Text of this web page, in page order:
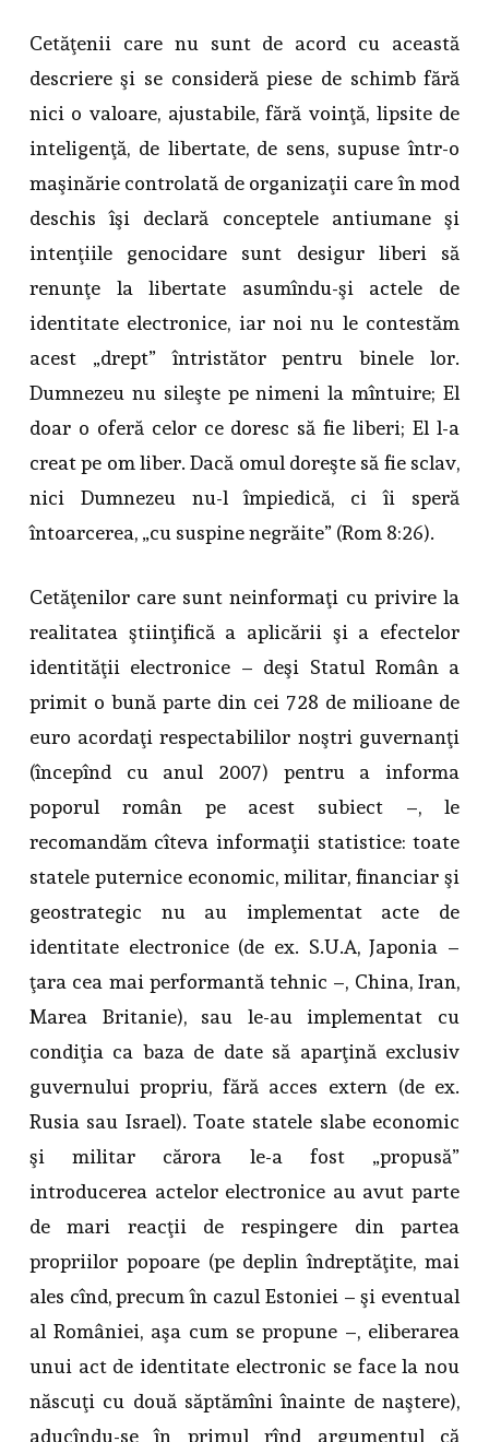
Cetăţenii care nu sunt de acord cu această
descriere şi se consideră piese de schimb fără
nici o valoare, ajustabile, fără voinţă, lipsite de
inteligenţă, de libertate, de sens, supuse într-o
maşinărie controlată de organizaţii care în mod
deschis îşi declară conceptele antiumane şi
intenţiile genocidare sunt desigur liberi să
renunţe la libertate asumîndu-şi actele de
identitate electronice, iar noi nu le contestăm
acest „drept” întristător pentru binele lor.
Dumnezeu nu sileşte pe nimeni la mîntuire; El
doar o oferă celor ce doresc să fie liberi; El l-a
creat pe om liber. Dacă omul doreşte să fie sclav,
nici Dumnezeu nu-l împiedică, ci îi speră
întoarcerea, „cu suspine negrăite” (Rom 8:26).
Cetăţenilor care sunt neinformaţi cu privire la
realitatea ştiinţifică a aplicării şi a efectelor
identităţii electronice – deşi Statul Român a
primit o bună parte din cei 728 de milioane de
euro acordaţi respectabililor noştri guvernanţi
(începînd cu anul 2007) pentru a informa
poporul român pe acest subiect –, le
recomandăm cîteva informaţii statistice: toate
statele puternice economic, militar, financiar şi
geostrategic nu au implementat acte de
identitate electronice (de ex. S.U.A, Japonia –
ţara cea mai performantă tehnic –, China, Iran,
Marea Britanie), sau le-au implementat cu
condiţia ca baza de date să aparţină exclusiv
guvernului propriu, fără acces extern (de ex.
Rusia sau Israel). Toate statele slabe economic
şi militar cărora le-a fost „propusă”
introducerea actelor electronice au avut parte
de mari reacţii de respingere din partea
propriilor popoare (pe deplin îndreptăţite, mai
ales cînd, precum în cazul Estoniei – şi eventual
al României, aşa cum se propune –, eliberarea
unui act de identitate electronic se face la nou
născuţi cu două săptămîni înainte de naştere),
aducîndu-se în primul rînd argumentul că